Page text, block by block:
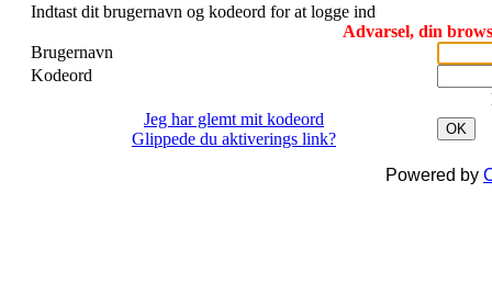
Indtast dit brugernavn og kodeord for at logge ind
Advarsel, din
Brugernavn
Kodeord
Jeg har glemt mit kodeord
Glippede du aktiverings link?
OK
Powered by